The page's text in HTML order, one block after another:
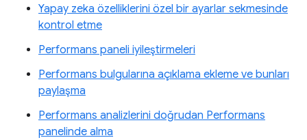
Yapay zeka özelliklerini özel bir ayarlar sekmesinde
kontrol etme
Performans paneli iyileştirmeleri
Performans bulgularına açıklama ekleme ve bunları
paylaşma
Performans analizlerini doğrudan Performans
panelinde alma